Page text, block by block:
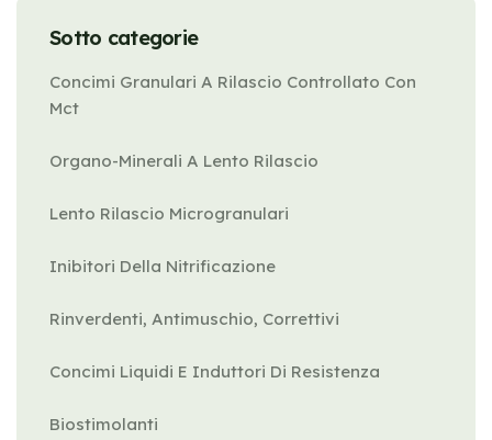
Sotto categorie
Concimi Granulari A Rilascio Controllato Con
Mct
Organo-Minerali A Lento Rilascio
Lento Rilascio Microgranulari
Inibitori Della Nitrificazione
Rinverdenti, Antimuschio, Correttivi
Concimi Liquidi E Induttori Di Resistenza
Biostimolanti